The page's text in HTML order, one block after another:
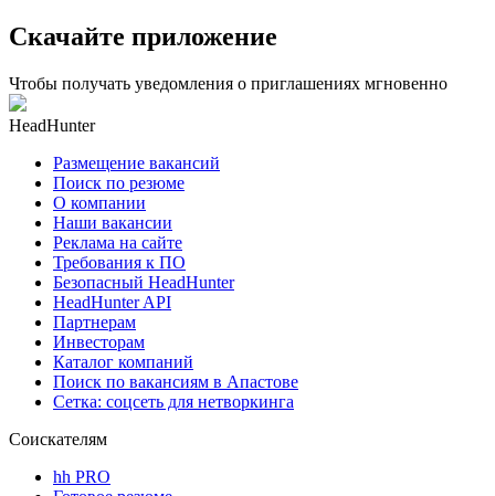
Скачайте приложение
Чтобы получать уведомления о приглашениях мгновенно
HeadHunter
Размещение вакансий
Поиск по резюме
О компании
Наши вакансии
Реклама на сайте
Требования к ПО
Безопасный HeadHunter
HeadHunter API
Партнерам
Инвесторам
Каталог компаний
Поиск по вакансиям в Апастове
Сетка: соцсеть для нетворкинга
Соискателям
hh PRO